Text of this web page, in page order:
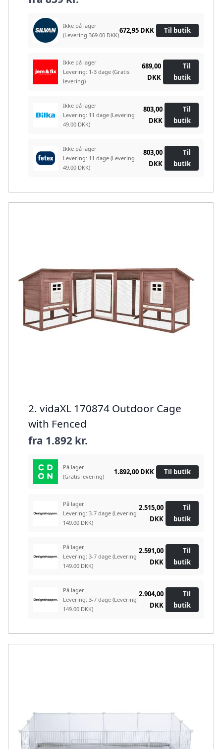
Ikke på lager
(Levering 369.00 DKK)
672,95 DKK Til butik
Ikke på lager
Levering: 1-3 dage (Gratis
levering)
689,00
DKK
Til
butik
Ikke på lager
Levering: 11 dage (Levering
49.00 DKK)
803,00
DKK
Til
butik
Ikke på lager
Levering: 11 dage (Levering
49.00 DKK)
803,00
DKK
Til
butik
2. vidaXL 170874 Outdoor Cage
with Fenced
fra 1.892 kr.
På lager
(Gratis levering)
1.892,00 DKK Til butik
På lager
Levering: 3-7 dage (Levering
149.00 DKK)
2.515,00
DKK
Til
butik
På lager
Levering: 3-7 dage (Levering
149.00 DKK)
2.591,00
DKK
Til
butik
På lager
Levering: 3-7 dage (Levering
149.00 DKK)
2.904,00
DKK
Til
butik